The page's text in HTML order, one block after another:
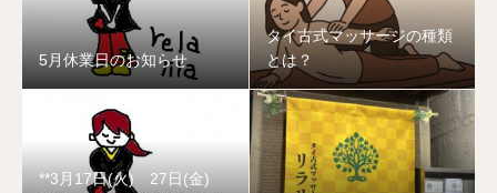
5月休業日のお知らせ
タイ古式マッサージの種類
とは？
**3月17日(火) 27日(金)